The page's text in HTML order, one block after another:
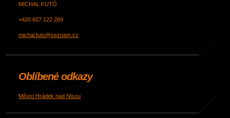
MICHAL FUTÓ
+420 607 122 269
michal.futo@seznam.cz
Oblíbené odkazy
Město Hrádek nad Nisou